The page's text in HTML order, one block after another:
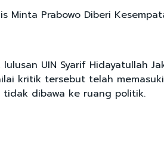
Minta Prabowo Diberi
UIN Syarif Hidayatullah
kritik tersebut telah
tidak dibawa ke ruang politik.